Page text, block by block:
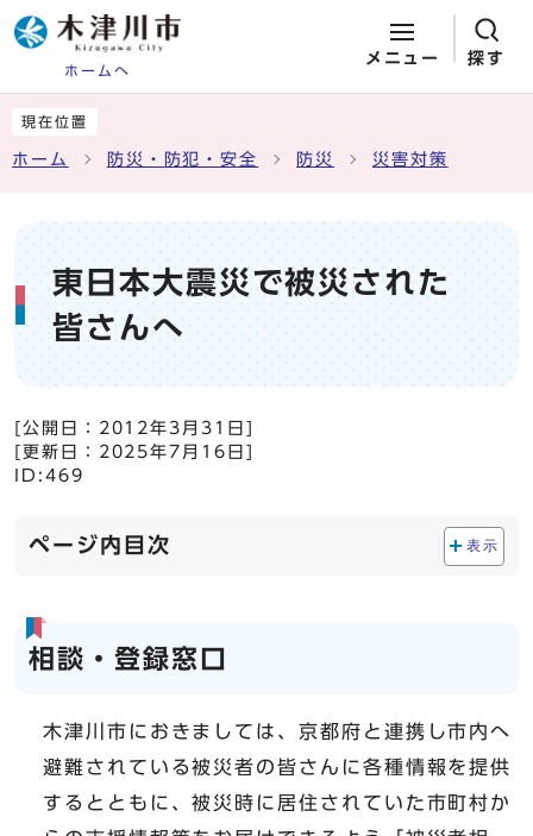
ホームへ
メニュー 探す
現在位置
ホーム 防災・防犯・安全 防災 災害対策
東日本大震災で被災された
皆さんへ
[公開日： 2012年3月31日
[更新日： 2025年7月16日
ID:469
ページ内目次 表示
相談・登録窓口
木津川市におきましては、京都府と連携し市内へ
避難されている被災者の皆さんに各種情報を提供
するとともに、被災時に居住されていた市町村か